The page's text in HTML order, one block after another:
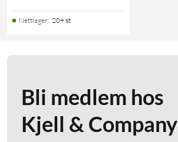
Nettlager: 20+ st
Bli medlem hos
Kjell & Company